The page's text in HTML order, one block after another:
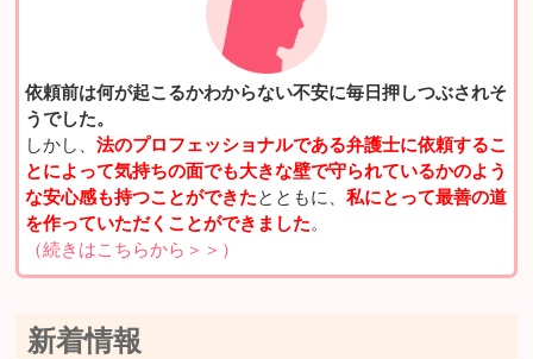
依頼前は何が起こるかわからない不安に毎日押しつぶされそ
うでした。
しかし、法のプロフェッショナルである弁護士に依頼するこ
とによって気持ちの面でも大きな壁で守られているかのよう
な安心感も持つことができたとともに、私にとって最善の道
を作っていただくことができました。
（続きはこちらから＞＞）
新着情報